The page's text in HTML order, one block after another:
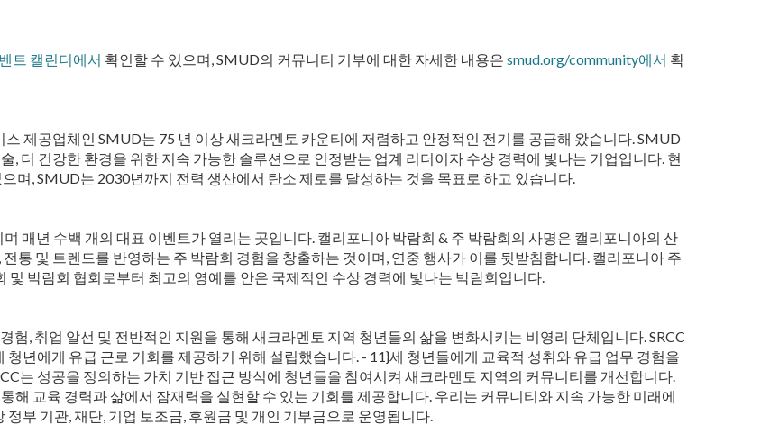
트 캘린더에서 확인할 수 있으며, SMUD의 커뮤니티 기부에 대한 자세한 내용은 smud.org/community에서 확
제공업체인 SMUD는 75 년 이상 새크라멘토 카운티에 저렴하고 안정적인 전기를 공급해 왔습니다. SMUD
, 더 건강한 환경을 위한 지속 가능한 솔루션으로 인정받는 업계 리더이자 수상 경력에 빛나는 기업입니다. 현
며, SMUD는 2030년까지 전력 생산에서 탄소 제로를 달성하는 것을 목표로 하고 있습니다.
매년 수백 개의 대표 이벤트가 열리는 곳입니다. 캘리포니아 박람회 & 주 박람회의 사명은 캘리포니아의 산
통 및 트렌드를 반영하는 주 박람회 경험을 창출하는 것이며, 연중 행사가 이를 뒷받침합니다. 캘리포니아 주
및 박람회 협회로부터 최고의 영예를 안은 국제적인 수상 경력에 빛나는 박람회입니다.
험, 취업 알선 및 전반적인 지원을 통해 새크라멘토 지역 청년들의 삶을 변화시키는 비영리 단체입니다. SRCC
년에게 유급 근로 기회를 제공하기 위해 설립했습니다. - 11}세 청년들에게 교육적 성취와 유급 업무 경험을
는 성공을 정의하는 가치 기반 접근 방식에 청년들을 참여시켜 새크라멘토 지역의 커뮤니티를 개선합니다.
해 교육 경력과 삶에서 잠재력을 실현할 수 있는 기회를 제공합니다. 우리는 커뮤니티와 지속 가능한 미래에
부 기관, 재단, 기업 보조금, 후원금 및 개인 기부금으로 운영됩니다.